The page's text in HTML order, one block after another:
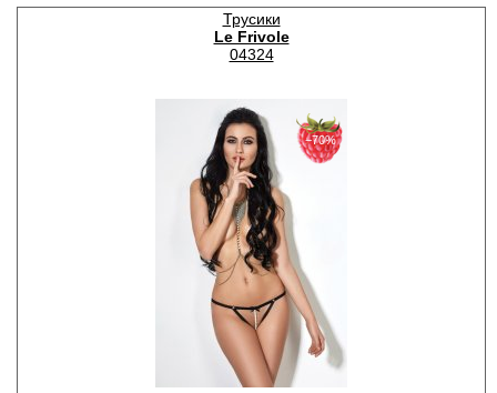
Трусики
Le Frivole
04324
−70%